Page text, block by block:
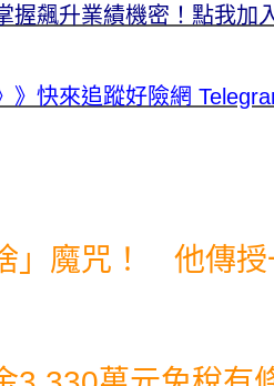
握飆升業績機密！點我加
》快來追蹤好險網
」魔咒！ 他傳授